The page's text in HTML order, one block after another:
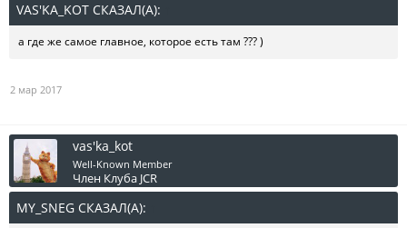
VAS'KA_KOT СКАЗАЛ(А):
а где же самое главное, которое есть там ??? )
2 мар 2017
vas'ka_kot
Well-Known Member
Член Клуба JCR
MY_SNEG СКАЗАЛ(А):